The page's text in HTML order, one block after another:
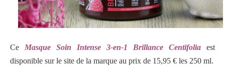
Ce Masque Soin Intense 3-en-1 Brillance Centifolia
est
disponible sur le site de la marque au prix de 15,95 € les 250 ml.